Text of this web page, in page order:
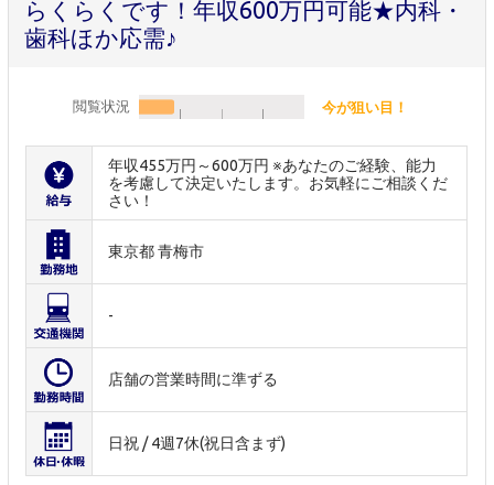
らくらくです！年収600万円可能★内科・
歯科ほか応需♪
閲覧状況 今が狙い目！
年収455万円～600万円 ※あなたのご経験、能力
を考慮して決定いたします。お気軽にご相談くだ
さい！
東京都 青梅市
-
店舗の営業時間に準ずる
日祝 / 4週7休(祝日含まず)